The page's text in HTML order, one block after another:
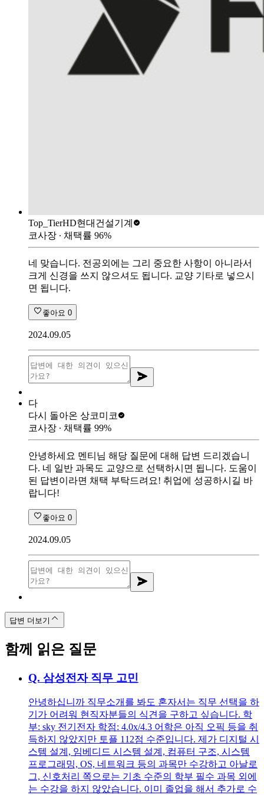
Top_TierHD현대건설기계
코사장 ∙ 채택률 96%
네 맞습니다. 전공외에는 그리 중요한 사항이 아니라서
크게 신경을 쓰지 않으셔도 됩니다. 교양 기타로 넣으시
면 됩니다.
좋아요 0
2024.09.05
다
다시 돌아온 상코미코
코사장 ∙ 채택률 99%
안녕하세요 멘티님 해당 질문에 대해 답변 드리겠습니
다. 네 일반 과목도 교양으로 선택하시면 됩니다. 도움이
된 답변이라면 채택 부탁드려요! 취업에 성공하시길 바
랍니다!
좋아요 0
2024.09.05
답변 더보기
함께 읽은 질문
Q. 삼성전자 직무 고민
안녕하십니까 직무소개를 봐도 혼자서는 직무 선택을 하
기가 어려워 현직자분들의 식견을 구하고 싶습니다. 학
부: sky 전기전자 학점: 4.0x/4.3 어학은 아직 오픽 등을 취
득하지 않았지만 토플 112점 수준입니다. 제가 디지털 시
스템 설계, 임베디드 시스템 설계, 컴퓨터 구조, 시스템
프로그래밍, OS, 네트워크 등의 과목만 수강하고 아날로
그, 신호처리 쪽으로는 기초 수준의 학부 필수 과목 외에
는 수강을 하지 않았습니다. 이미 졸업을 해서 추가로 수